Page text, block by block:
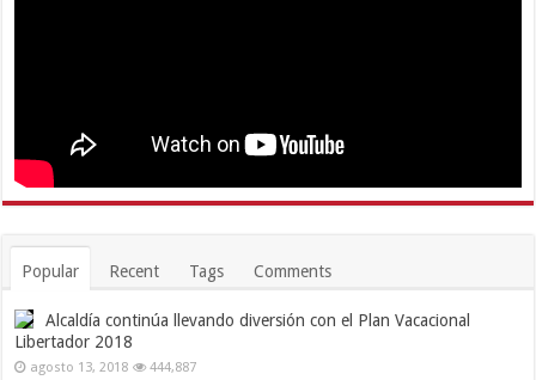
Popular Recent Tags Comments
Alcaldía continúa llevando diversión con el Plan Vacacional
Libertador 2018
agosto 13, 2018 444,887